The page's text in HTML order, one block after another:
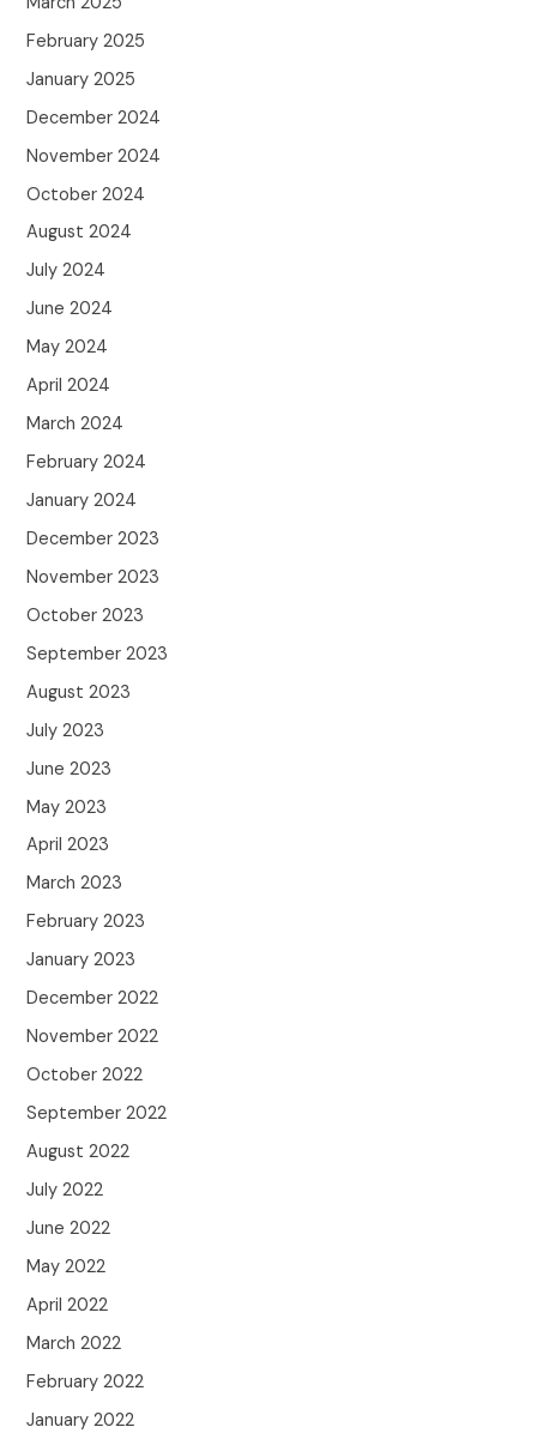
February 2025
January 2025
December 2024
November 2024
October 2024
August 2024
July 2024
June 2024
May 2024
April 2024
March 2024
February 2024
January 2024
December 2023
November 2023
October 2023
September 2023
August 2023
July 2023
June 2023
May 2023
April 2023
March 2023
February 2023
January 2023
December 2022
November 2022
October 2022
September 2022
August 2022
July 2022
June 2022
May 2022
April 2022
March 2022
February 2022
January 2022